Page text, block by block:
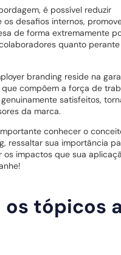
é possível reduzir
os desafios internos,
de forma extremamente
quanto
branding reside na
compõem a força de
satisfeitos,
da marca.
conhecer o
ressaltar sua importância
os impactos que sua
os tópicos a